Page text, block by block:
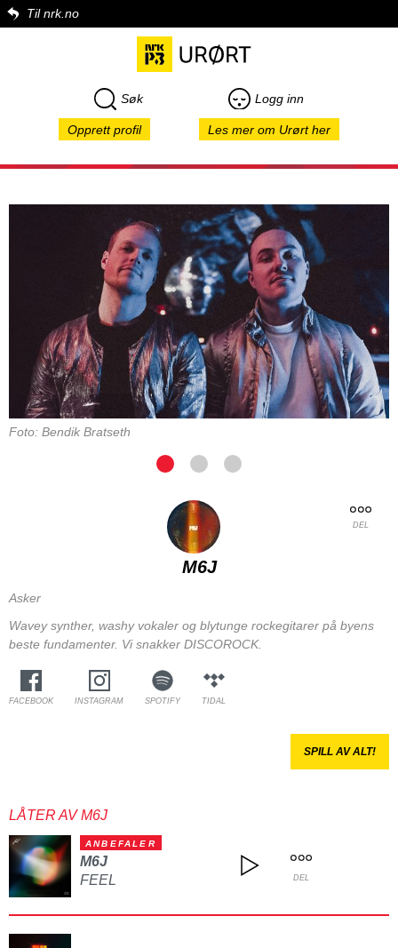
Til nrk.no
Søk Logg inn
Opprett profil Les mer om Urørt her
Foto: Bendik Bratseth
DEL
M6J
Asker
Wavey synther, washy vokaler og blytunge rockegitarer på byens
beste fundamenter. Vi snakker DISCOROCK.
FACEBOOK INSTAGRAM SPOTIFY TIDAL
SPILL AV ALT!
LÅTER AV M6J
ANBEFALER
M6J
FEEL
DEL